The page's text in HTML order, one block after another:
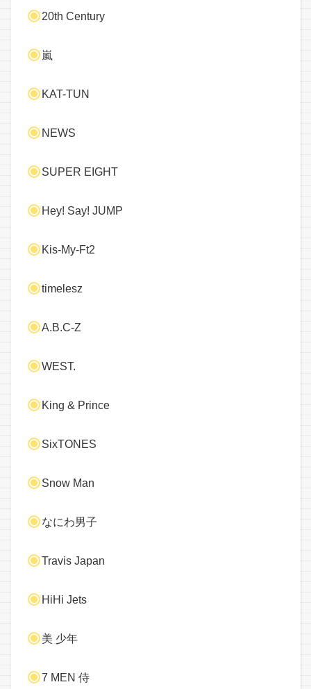
20th Century
嵐
KAT-TUN
NEWS
SUPER EIGHT
Hey! Say! JUMP
Kis-My-Ft2
timelesz
A.B.C-Z
WEST.
King & Prince
SixTONES
Snow Man
なにわ男子
Travis Japan
HiHi Jets
美 少年
7 MEN 侍